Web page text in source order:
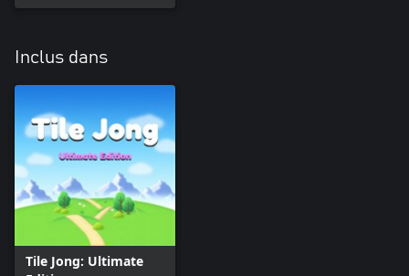
Inclus dans
Tile Jong: Ultimate